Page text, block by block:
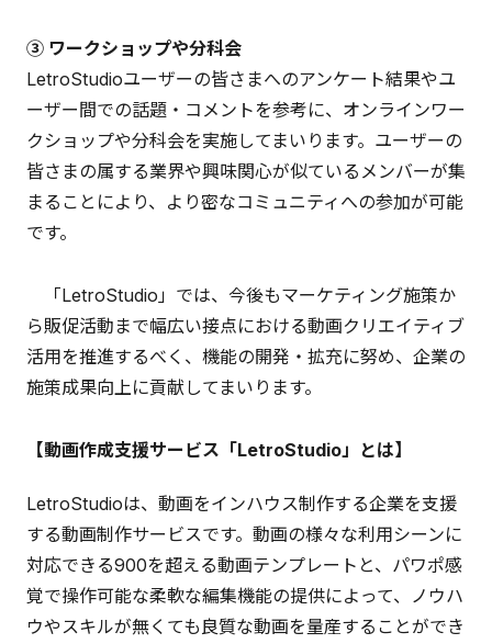
③ ワークショップや分科会
LetroStudioユーザーの皆さまへのアンケート結果やユ
ーザー間での話題・コメントを参考に、オンラインワー
クショップや分科会を実施してまいります。ユーザーの
皆さまの属する業界や興味関心が似ているメンバーが集
まることにより、より密なコミュニティへの参加が可能
です。
「LetroStudio」では、今後もマーケティング施策か
ら販促活動まで幅広い接点における動画クリエイティブ
活用を推進するべく、機能の開発・拡充に努め、企業の
施策成果向上に貢献してまいります。
【動画作成支援サービス「LetroStudio」とは】
LetroStudioは、動画をインハウス制作する企業を支援
する動画制作サービスです。動画の様々な利用シーンに
対応できる900を超える動画テンプレートと、パワポ感
覚で操作可能な柔軟な編集機能の提供によって、ノウハ
ウやスキルが無くても良質な動画を量産することができ